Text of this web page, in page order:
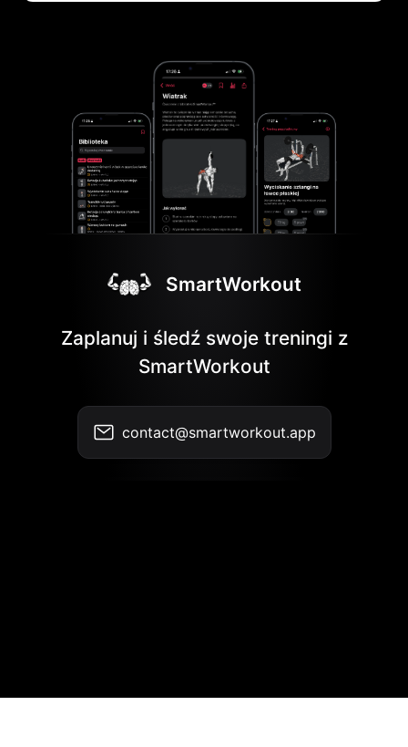
SmartWorkout
Zaplanuj i śledź swoje treningi z
SmartWorkout
contact@smartworkout.app